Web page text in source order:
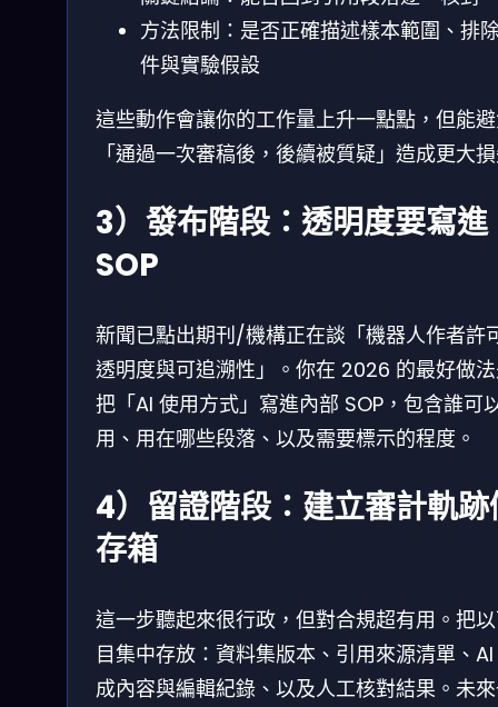
方法限制：是否正確描述樣本範圍、排
件與實驗假設
這些動作會讓你的工作量上升一點點，但能
「通過一次審稿後，後續被質疑」造成更大
3）發布階段：透明度要寫進
SOP
新聞已點出期刊/機構正在談「機器人作者許
透明度與可追溯性」。你在 2026 的最好做
把「AI 使用方式」寫進內部 SOP，包含誰可
用、用在哪些段落、以及需要標示的程度。
4）留證階段：建立審計軌跡
存箱
這一步聽起來很行政，但對合規超有用。把
目集中存放：資料集版本、引用來源清單、
成內容與編輯紀錄、以及人工核對結果。未